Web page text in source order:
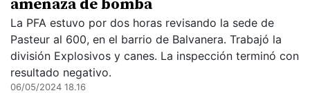
amenaza de bomba
La PFA estuvo por dos horas revisando la sede de
Pasteur al 600, en el barrio de Balvanera. Trabajó la
división Explosivos y canes. La inspección terminó con
resultado negativo.
06/05/2024 18.16